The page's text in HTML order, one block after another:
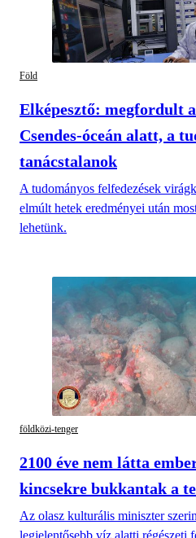
Föld
Elképesztő: megfordult
Csendes-óceán alatt, a
tanácstalanok
A tudományos felfedezések
elmúlt hetek eredményei után
lehetünk.
földközi-tenger
2100 éve nem látta
kincsekre bukkantak a
Az olasz kulturális miniszter
legjelentősebb víz alatti régészeti